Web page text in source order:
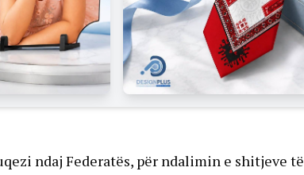
ndaj Federatës, për ndalimin e shitjeve të